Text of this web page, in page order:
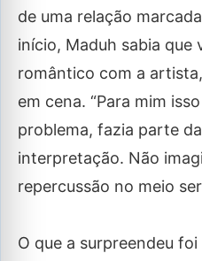
de uma relação
início, Maduh sabia que
romântico com a
em cena. “Para mim
problema, fazia parte
interpretação. Não
repercussão no meio
O que a surpreendeu